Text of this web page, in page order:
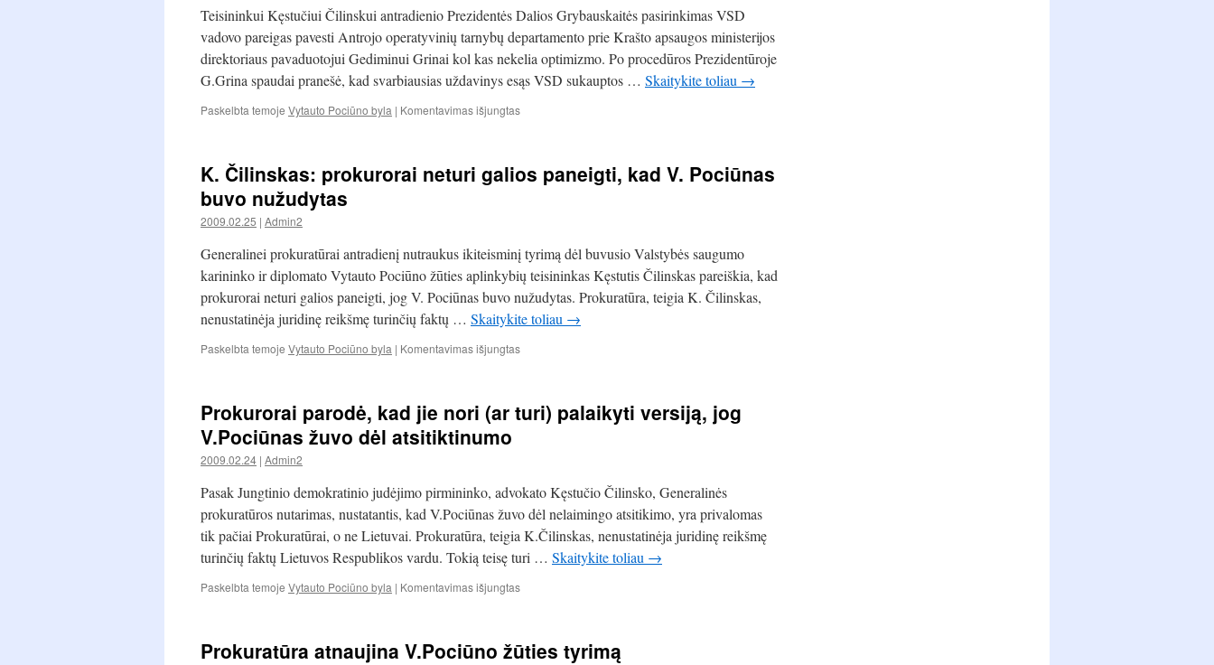
policijos
ir
prokuratūros
pareigūnams
Teisininkui Kęstučiui Čilinskui antradienio Prezidentės Dalios Grybauskaitės pasirinkimas VSD
vadovo pareigas pavesti Antrojo operatyvinių tarnybų departamento prie Krašto apsaugos ministerijos
direktoriaus pavaduotojui Gediminui Grinai kol kas nekelia optimizmo. Po procedūros Prezidentūroje
G.Grina spaudai pranešė, kad svarbiausias uždavinys esąs VSD sukauptos … Skaitykite toliau →
Paskelbta temoje Vytauto Pociūno byla | Komentavimas išjungtasįraše
vietos
tokiems
K. Čilinskas: prokurorai neturi galios paneigti, kad V. Pociūnas
buvo nužudytas
2009.02.25 | Admin2
Generalinei prokuratūrai antradienį nutraukus ikiteisminį tyrimą dėl buvusio Valstybės saugumo
karininko ir diplomato Vytauto Pociūno žūties aplinkybių teisininkas Kęstutis Čilinskas pareiškia, kad
prokurorai neturi galios paneigti, jog V. Pociūnas buvo nužudytas. Prokuratūra, teigia K. Čilinskas,
nenustatinėja juridinę reikšmę turinčių faktų … Skaitykite toliau →
Paskelbta temoje Vytauto Pociūno byla | Komentavimas išjungtasįraše
neturi
galios
Pociūnas
buvo
nužudytas
Prokurorai parodė, kad jie nori (ar turi) palaikyti versiją, jog
V.Pociūnas žuvo dėl atsitiktinumo
2009.02.24 | Admin2
Pasak Jungtinio demokratinio judėjimo pirmininko, advokato Kęstučio Čilinsko, Generalinės
prokuratūros nutarimas, nustatantis, kad V.Pociūnas žuvo dėl nelaimingo atsitikimo, yra privalomas
tik pačiai Prokuratūrai, o ne Lietuvai. Prokuratūra, teigia K.Čilinskas, nenustatinėja juridinę reikšmę
turinčių faktų Lietuvos Respublikos vardu. Tokią teisę turi … Skaitykite toliau →
Paskelbta temoje Vytauto Pociūno byla | Komentavimas išjungtasįraše
jie
Prokuratūra atnaujina V.Pociūno žūties tyrimą